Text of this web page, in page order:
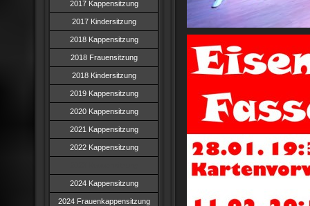
2017 Kappensitzung
2017 Kindersitzung
2018 Kappensitzung
2018 Frauensitzung
2018 Kindersitzung
2019 Kappensitzung
2020 Kappensitzung
2021 Kappensitzung
2022 Kappensitzung
2024 Kappensitzung
2024 Frauenkappensitzung